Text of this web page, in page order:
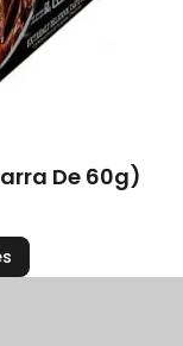
De 60g)